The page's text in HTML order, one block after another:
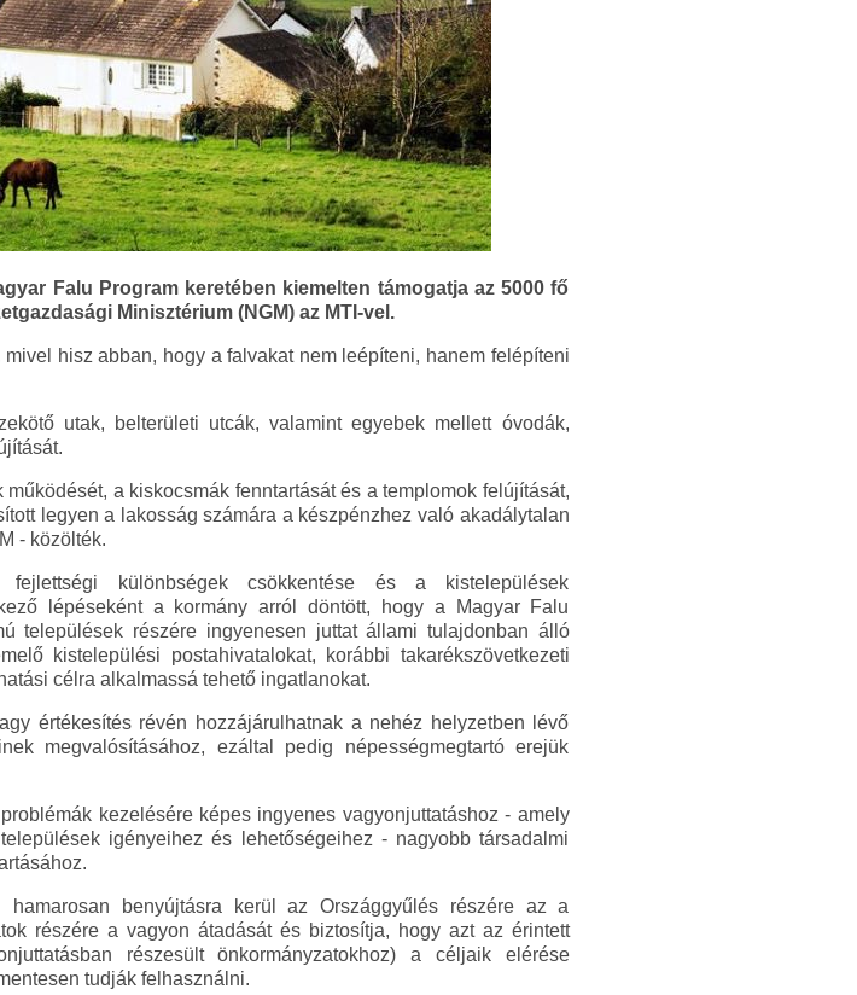
Falu Program keretében kiemelten támogatja az 5000 fő
Minisztérium (NGM) az MTI-vel.
hisz abban, hogy a falvakat nem leépíteni, hanem felépíteni
utak, belterületi utcák, valamint egyebek mellett óvodák,
a kiskocsmák fenntartását és a templomok felújítását,
legyen a lakosság számára a készpénzhez való akadálytalan
- közölték.
különbségek csökkentése és a kistelepülések
lépéseként a kormány arról döntött, hogy a Magyar Falu
települések részére ingyenesen juttat állami tulajdonban álló
kistelepülési postahivatalokat, korábbi takarékszövetkezeti
célra alkalmassá tehető ingatlanokat.
értékesítés révén hozzájárulhatnak a nehéz helyzetben lévő
megvalósításához, ezáltal pedig népességmegtartó erejük
kezelésére képes ingyenes vagyonjuttatáshoz - amely
igényeihez és lehetőségeihez - nagyobb társadalmi
benyújtásra kerül az Országgyűlés részére az a
részére a vagyon átadását és biztosítja, hogy azt az érintett
részesült önkormányzatokhoz) a céljaik elérése
tudják felhasználni.